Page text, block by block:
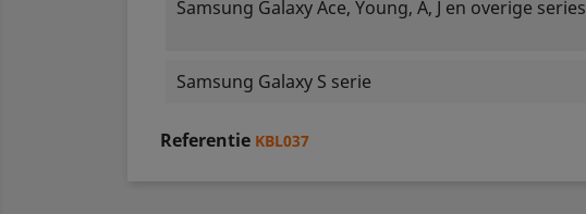
Samsung Galaxy Ace, Young, A, J en overige series
Samsung Galaxy S serie
Referentie KBL037